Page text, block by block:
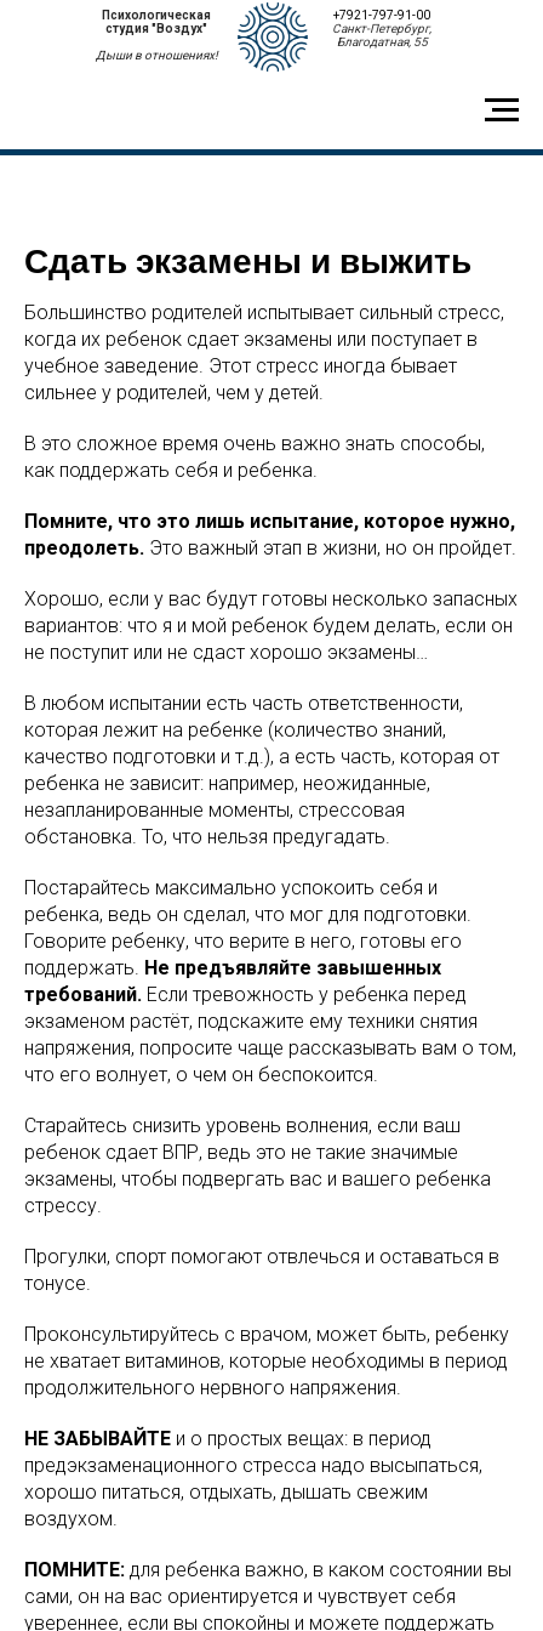
Психологическая
студия "Воздух"
Дыши в отношениях!
+7921-797-91-00
Санкт-Петербург,
Благодатная, 55
Сдать экзамены и выжить
Большинство родителей испытывает сильный стресс,
когда их ребенок сдает экзамены или поступает в
учебное заведение. Этот стресс иногда бывает
сильнее у родителей, чем у детей.
В это сложное время очень важно знать способы,
как поддержать себя и ребенка.
Помните, что это лишь испытание, которое нужно,
преодолеть. Это важный этап в жизни, но он пройдет.
Хорошо, если у вас будут готовы несколько запасных
вариантов: что я и мой ребенок будем делать, если он
не поступит или не сдаст хорошо экзамены…
В любом испытании есть часть ответственности,
которая лежит на ребенке (количество знаний,
качество подготовки и т.д.), а есть часть, которая от
ребенка не зависит: например, неожиданные,
незапланированные моменты, стрессовая
обстановка. То, что нельзя предугадать.
Постарайтесь максимально успокоить себя и
ребенка, ведь он сделал, что мог для подготовки.
Говорите ребенку, что верите в него, готовы его
поддержать. Не предъявляйте завышенных
требований. Если тревожность у ребенка перед
экзаменом растёт, подскажите ему техники снятия
напряжения, попросите чаще рассказывать вам о том,
что его волнует, о чем он беспокоится.
Старайтесь снизить уровень волнения, если ваш
ребенок сдает ВПР, ведь это не такие значимые
экзамены, чтобы подвергать вас и вашего ребенка
стрессу.
Прогулки, спорт помогают отвлечься и оставаться в
тонусе.
Проконсультируйтесь с врачом, может быть, ребенку
не хватает витаминов, которые необходимы в период
продолжительного нервного напряжения.
НЕ ЗАБЫВАЙТЕ и о простых вещах: в период
предэкзаменационного стресса надо высыпаться,
хорошо питаться, отдыхать, дышать свежим
воздухом.
ПОМНИТЕ: для ребенка важно, в каком состоянии вы
сами, он на вас ориентируется и чувствует себя
увереннее, если вы спокойны и можете поддержать